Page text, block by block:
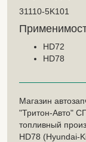
31110-5K101
HD72
HD78
Магазин
"Тритон-Авто"
топливный
HD78 (Hyundai-